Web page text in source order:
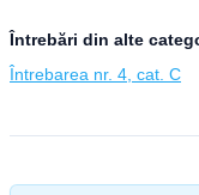
Întrebări din alte
Întrebarea nr. 4, cat. C